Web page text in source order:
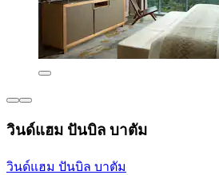
วินด์แฮม ปันบิล บาตัม
วินด์แฮม ปันบิล บาตัม